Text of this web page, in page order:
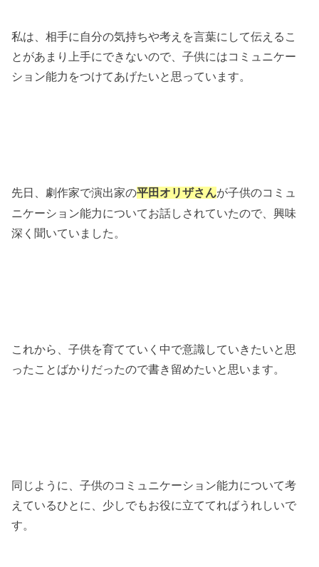
私は、相手に自分の気持ちや考えを言葉にして伝えるこ
とがあまり上手にできないので、子供にはコミュニケー
ション能力をつけてあげたいと思っています。
先日、劇作家で演出家の平田オリザさんが子供のコミュ
ニケーション能力についてお話しされていたので、興味
深く聞いていました。
これから、子供を育てていく中で意識していきたいと思
ったことばかりだったので書き留めたいと思います。
同じように、子供のコミュニケーション能力について考
えているひとに、少しでもお役に立ててればうれしいで
す。